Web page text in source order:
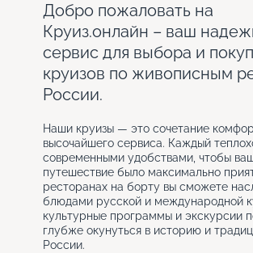
Добро пожаловать на
Круиз.онлайн – ваш
сервис для выбора и
круизов по живописным
России.
Наши круизы — это сочетание
высочайшего сервиса. Каждый
современными удобствами, чтобы
путешествие было максимально
ресторанах на борту вы сможете
блюдами русской и международной
культурные программы и экскурсии
глубже окунуться в историю и
России.